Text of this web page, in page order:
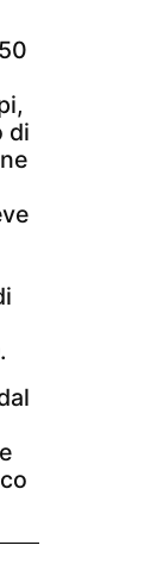
di